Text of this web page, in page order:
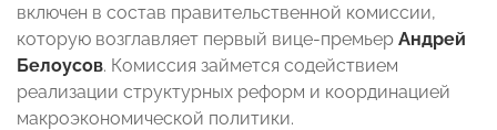
включен в состав правительственной комиссии,
которую возглавляет первый вице-премьер Андрей
Белоусов. Комиссия займется содействием
реализации структурных реформ и координацией
макроэкономической политики.